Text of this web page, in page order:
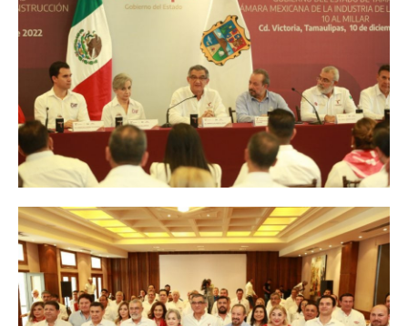
Facebook
Twitter
EmailWhatsApp
Copy
Link
Gmail
Telegram
Don't miss
out!